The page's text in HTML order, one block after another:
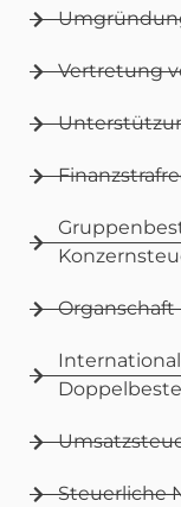
Vertretung
Organschaft
Steuerliche